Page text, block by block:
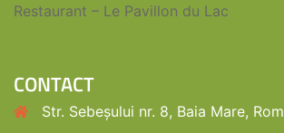
Restaurant – Le Pavillon du Lac
CONTACT
Str. Sebeșului nr. 8, Baia Mare,